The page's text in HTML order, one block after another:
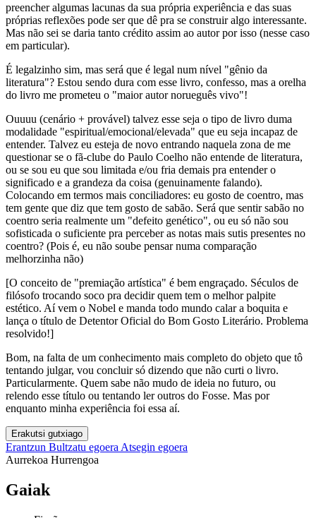
preencher algumas lacunas da sua própria experiência e das suas
próprias reflexões pode ser que dê pra se construir algo interessante.
Mas não sei se daria tanto crédito assim ao autor por isso (nesse caso
em particular).
É legalzinho sim, mas será que é legal num nível "gênio da
literatura"? Estou sendo dura com esse livro, confesso, mas a orelha
do livro me prometeu o "maior autor norueguês vivo"!
Ouuuu (cenário + provável) talvez esse seja o tipo de livro duma
modalidade "espiritual/emocional/elevada" que eu seja incapaz de
entender. Talvez eu esteja de novo entrando naquela zona de me
questionar se o fã-clube do Paulo Coelho não entende de literatura,
ou se sou eu que sou limitada e/ou fria demais pra entender o
significado e a grandeza da coisa (genuinamente falando).
Colocando em termos mais conciliadores: eu gosto de coentro, mas
tem gente que diz que tem gosto de sabão. Será que sentir sabão no
coentro seria realmente um "defeito genético", ou eu só não sou
sofisticada o suficiente pra perceber as notas mais sutis presentes no
coentro? (Pois é, eu não soube pensar numa comparação
melhorzinha não)
[O conceito de "premiação artística" é bem engraçado. Séculos de
filósofo trocando soco pra decidir quem tem o melhor palpite
estético. Aí vem o Nobel e manda todo mundo calar a boquita e
lança o título de Detentor Oficial do Bom Gosto Literário. Problema
resolvido!]
Bom, na falta de um conhecimento mais completo do objeto que tô
tentando julgar, vou concluir só dizendo que não curti o livro.
Particularmente. Quem sabe não mudo de ideia no futuro, ou
relendo esse título ou tentando ler outros do Fosse. Mas por
enquanto minha experiência foi essa aí.
Erakutsi gutxiago
Erantzun Bultzatu egoera Atsegin egoera
Aurrekoa Hurrengoa
Gaiak